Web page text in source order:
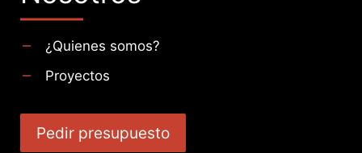
¿Quienes somos?
Proyectos
Pedir presupuesto